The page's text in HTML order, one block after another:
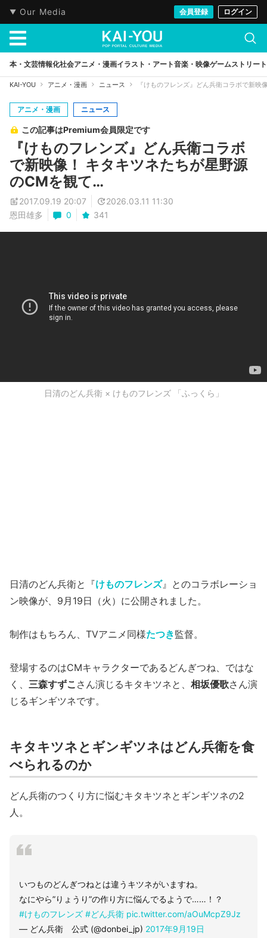
Our Media 会員登録 ログイン
本・文芸情報化社会アニメ・漫画イラスト・アート音楽・映像ゲームストリート
KAI-YOU アニメ・漫画 ニュース 『けものフレンズ』どん兵衛コラボで新
アニメ・漫画 ニュース
この記事はPremium会員限定です
『けものフレンズ』どん兵衛コラボ
で新映像！ キタキツネたちが星野源
のCMを観て…
2017.09.19 20:07
2026.03.11 11:30
恩田雄多
0 341
日清のどん兵衛 × けものフレンズ 「ふっくら」
日清のどん兵衛と『けものフレンズ』とのコラボレーショ
ン映像が、9月19日（火）に公開されました。
制作はもちろん、TVアニメ同様たつき監督。
登場するのはCMキャラクターであるどんぎつね、ではな
く、 三森すずこ さん演じるキタキツネと、 相坂優歌さん演
じるギンギツネです。
キタキツネとギンギツネはどん兵衛を食
べられるのか
どん兵衛のつくり方に悩むキタキツネとギンギツネの2
人。
いつものどんぎつねとは違うキツネがいますね。
なにやら”りょうり”の作り方に悩んでるようで……！？
#けものフレンズ #どん兵衛 pic.twitter.com/aOuMcpZ9Jz
— どん兵衛 公式 (@donbei_jp) 2017年9月19日